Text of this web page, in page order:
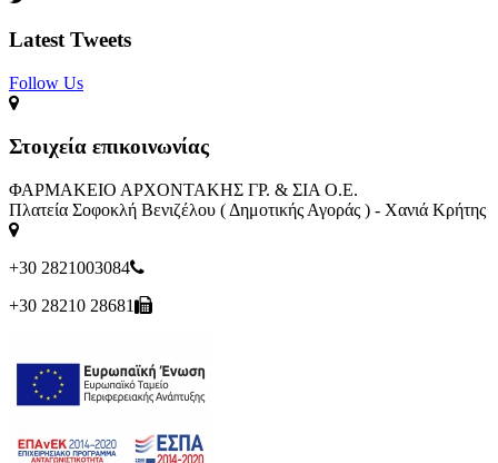
Latest Tweets
Follow Us​
Στοιχεία επικοινωνίας
ΦΑΡΜΑΚΕΙΟ ΑΡΧΟΝΤΑΚΗΣ ΓΡ. & ΣΙΑ Ο.Ε.
Πλατεία Σοφοκλή Βενιζέλου ( Δημοτικής Αγοράς ) - Χανιά Κρήτης
+30 2821003084
+30 28210 28681